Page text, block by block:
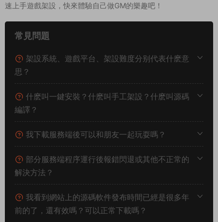
速上手遊戲架設，快來體驗自己做GM的樂趣吧！
常見問題
架設系統、遊戲平台、架設難度分别代表什麽意
思？
什麽叫一鍵安裝？什麽叫手工架設？什麽叫源碼
編譯？
我下載服務端後可以和朋友一起玩耍嗎？
部分服務端程序運行後報錯閃退或其他不正常的
解決方法？
我看到網站上的源碼軟件發布時間已經是很多年
前的了，還有效嗎？可以正常下載嗎？